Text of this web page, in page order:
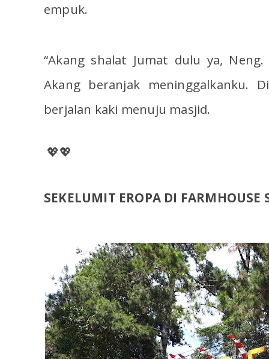
empuk.
“Akang shalat Jumat dulu ya,
Akang beranjak meninggalkanku.
berjalan kaki menuju masjid.
💖💖
SEKELUMIT EROPA DI FARMHOUSE